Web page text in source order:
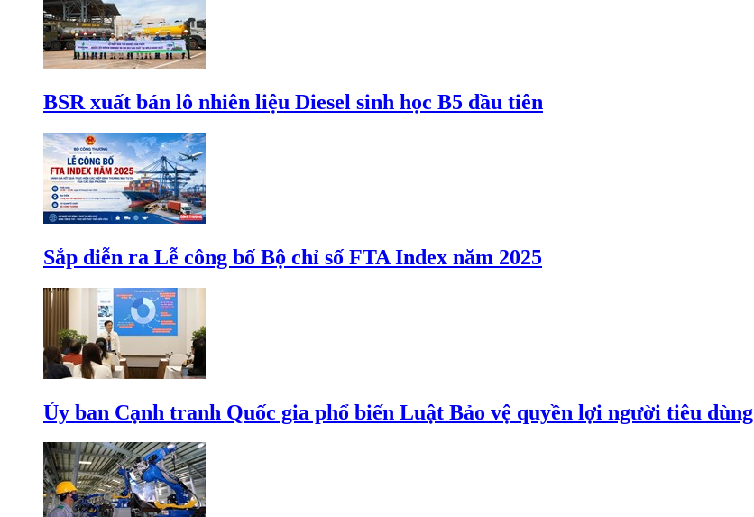
BSR xuất bán lô nhiên liệu Diesel sinh học B5 đầu tiên
Sắp diễn ra Lễ công bố Bộ chỉ số FTA Index năm 2025
Ủy ban Cạnh tranh Quốc gia phổ biến Luật Bảo vệ quyền lợi người tiêu dùng